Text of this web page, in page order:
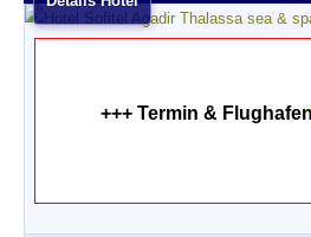
+++ Termin & Flughafen